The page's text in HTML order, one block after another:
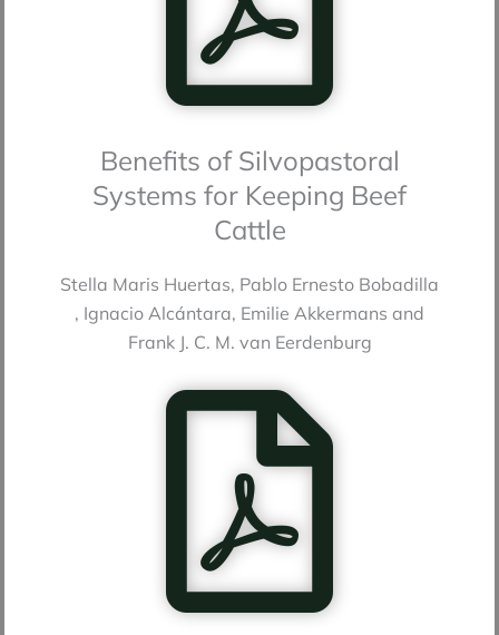
Benefits of Silvopastoral
Systems for Keeping Beef
Cattle
Stella Maris Huertas, Pablo Ernesto Bobadilla
, Ignacio Alcántara, Emilie Akkermans and
Frank J. C. M. van Eerdenburg